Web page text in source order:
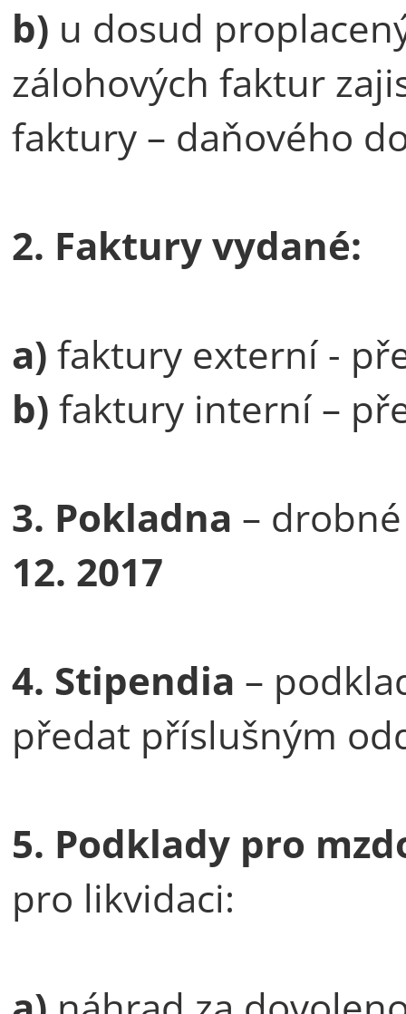
b) u dosud
zálohových faktur
faktury – daňového
2. Faktury vydané:
a) faktury externí -
b) faktury interní –
3. Pokladna –
12. 2017
4. Stipendia –
předat příslušným
5. Podklady pro
pro likvidaci: